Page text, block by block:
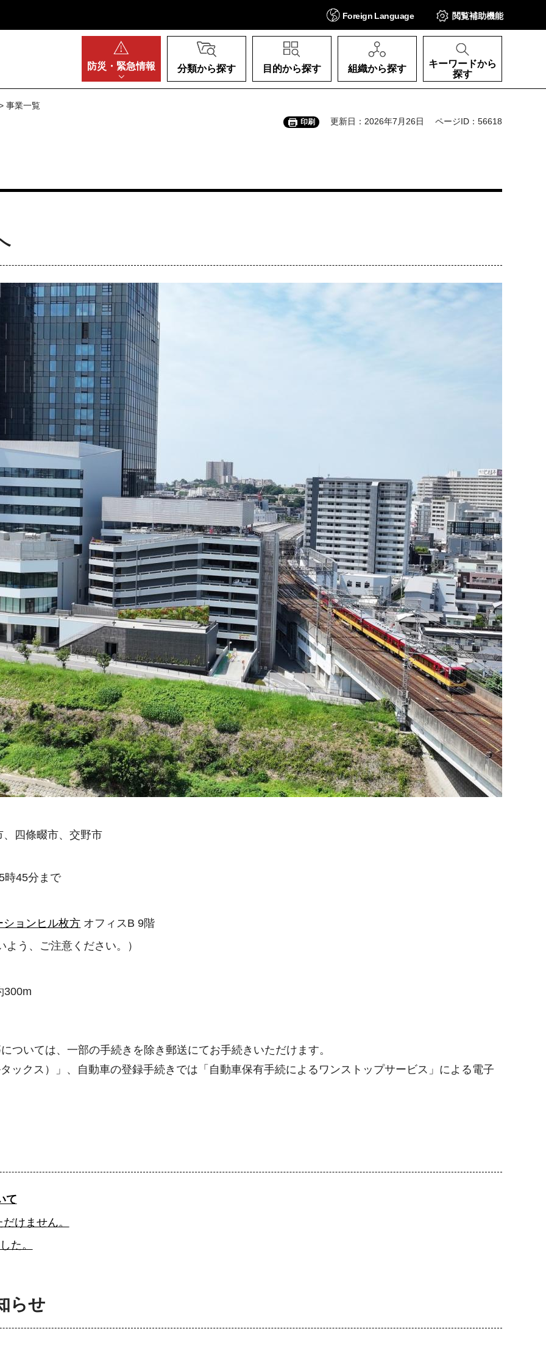
Foreign Language 閲覧補助機能
防災・ 緊急情報 分類から探す 目的から探す 組織から探す
キーワードから
探す
事業一覧
印刷 更新日：2026年7月26日 ページID：56618
四條畷市、交野市
時45分まで
ョンヒル枚方 オフィスB 9階
う、ご注意ください。）
300m
ついては、一部の手続きを除き郵送にてお手続きいただけます。
ックス）」、自動車の登録手続きでは「自動車保有手続によるワンストップサービス」による電子
て
けません。
た。
らせ